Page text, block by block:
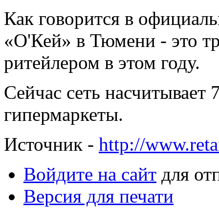
Как говорится в
«О'Кей» в Тюмени - это
ритейлером в этом году.
Сейчас сеть насчитывает
гипермаркеты.
Источник - http://
Войдите на сайт для
Версия для печати